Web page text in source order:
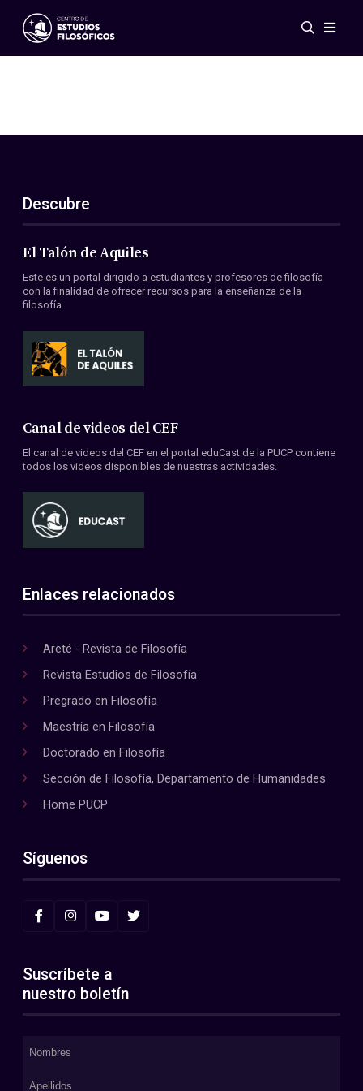
Eventos
ES
EN
Acerca de nosotros
Miembros
Convenios
Descubre
El Talón de Aquiles
Este es un portal dirigido a estudiantes y profesores de filosofía
con la finalidad de ofrecer recursos para la enseñanza de la
filosofía.
Canal de videos del CEF
El canal de videos del CEF en el portal eduCast de la PUCP contiene
todos los videos disponibles de nuestras actividades.
Enlaces relacionados
Areté - Revista de Filosofía
Revista Estudios de Filosofía
Pregrado en Filosofía
Maestría en Filosofía
Doctorado en Filosofía
Sección de Filosofía, Departamento de Humanidades
Home PUCP
Síguenos
Suscríbete a
nuestro boletín